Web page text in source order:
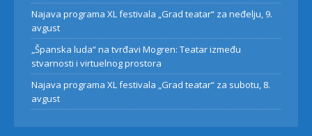
Najava programa XL festivala „Grad teatar“ za neđelju, 9.
avgust
„Španska luda“ na tvrđavi Mogren: Teatar između
stvarnosti i virtuelnog prostora
Najava programa XL festivala „Grad teatar“ za subotu, 8.
avgust